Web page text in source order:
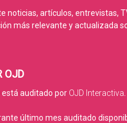
noticias, artículos, entrevistas,
más relevante y actualizada
OJD
está auditado por OJD Interactiva
último mes auditado